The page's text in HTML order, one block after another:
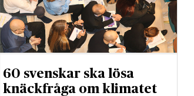
60 svenskar ska lösa
knäckfråga om klimatet